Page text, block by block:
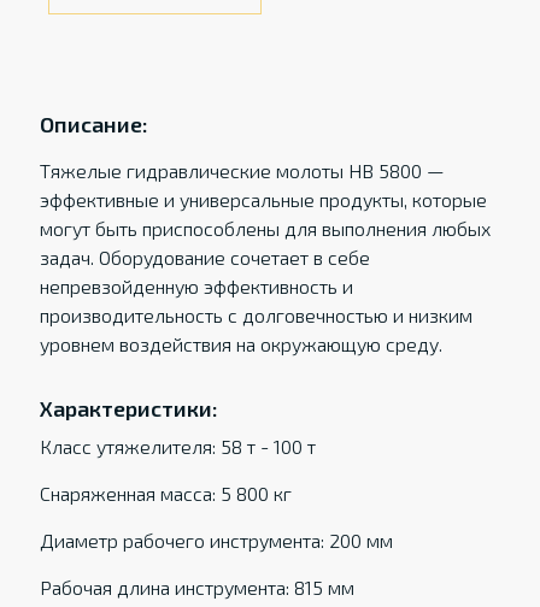
Описание:
Тяжелые гидравлические молоты HB 5800 —
эффективные и универсальные продукты, которые
могут быть приспособлены для выполнения любых
задач. Оборудование сочетает в себе
непревзойденную эффективность и
производительность с долговечностью и низким
уровнем воздействия на окружающую среду.
Характеристики:
Класс утяжелителя: 58 т - 100 т
Снаряженная масса: 5 800 кг
Диаметр рабочего инструмента: 200 мм
Рабочая длина инструмента: 815 мм